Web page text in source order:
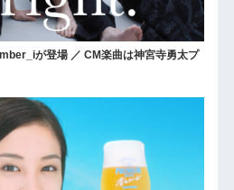
が登場 ／ CM楽曲は神宮寺勇太プ